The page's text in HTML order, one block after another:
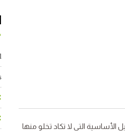
الأساسية التي لا تكاد تخلو منها